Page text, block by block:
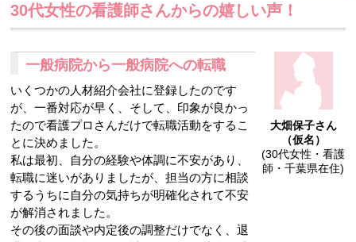
30代女性の看護師さんからの嬉しい声！
大畑保子さん
（仮名）
(30代女性・看護
師・千葉県在住)
一般病院から一般病院への転職
いくつかの人材紹介会社に登録したのです
が、一番対応が早く、そして、印象が良かっ
たので看護プロさんだけで転職活動をするこ
とに決めました。
私は最初、自分の経験や体調に不安があり、
転職に迷いがありましたが、担当の方に相談
するうちに自分の気持ちが明確化されて不安
が解消されました。
その後の面談や内定後の調整だけでなく、退